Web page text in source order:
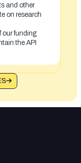
and other
on research
our funding
the API